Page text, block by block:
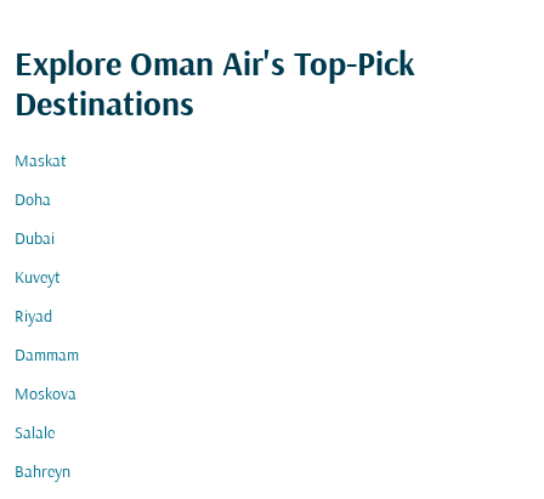
Explore Oman Air's Top-Pick
Destinations
Maskat
Doha
Dubai
Kuveyt
Riyad
Dammam
Moskova
Salale
Bahreyn